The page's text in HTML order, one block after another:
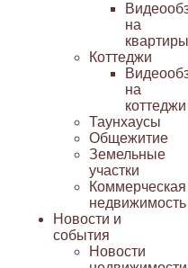
на
квартиры
Коттеджи
на
коттеджи
Таунхаусы
Общежитие
Земельные
участки
Коммерческая
недвижимость
Новости и
события
Новости